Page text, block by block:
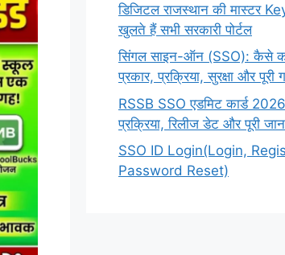
डिजिटल राजस्थान की मास्टर
खुलते हैं सभी सरकारी पोर्टल
सिंगल साइन-ऑन (SSO): कैसे
प्रकार, प्रक्रिया, सुरक्षा और पूरी
RSSB SSO एडमिट कार्ड
प्रक्रिया, रिलीज डेट और पूरी
SSO ID Login(Login,
Password Reset)